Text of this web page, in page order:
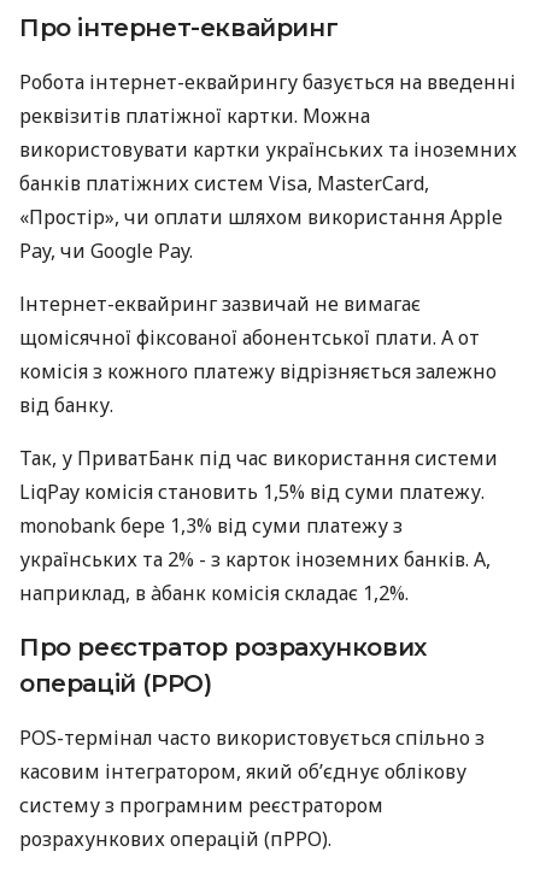
Про інтернет-еквайринг
Робота інтернет-еквайрингу базується на введенні
реквізитів платіжної картки. Можна
використовувати картки українських та іноземних
банків платіжних систем Visa, MasterCard,
«Простір», чи оплати шляхом використання Apple
Pay, чи Google Pay.
Інтернет-еквайринг зазвичай не вимагає
щомісячної фіксованої абонентської плати. А от
комісія з кожного платежу відрізняється залежно
від банку.
Так, у ПриватБанк під час використання системи
LiqPay комісія становить 1,5% від суми платежу.
monobank бере 1,3% від суми платежу з
українських та 2% - з карток іноземних банків. А,
наприклад, в àбанк комісія складає 1,2%.
Про реєстратор розрахункових
операцій (РРО)
POS-термінал часто використовується спільно з
касовим інтегратором, який об’єднує облікову
систему з програмним реєстратором
розрахункових операцій (пРРО).